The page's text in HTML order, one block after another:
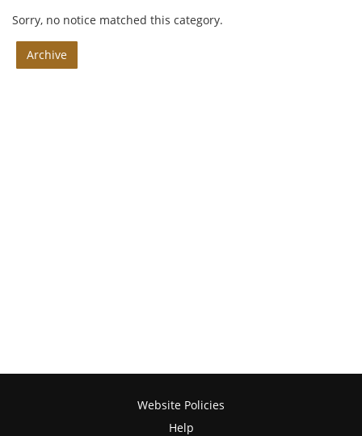
Sorry, no notice matched this category.
Archive
Website Policies
Help